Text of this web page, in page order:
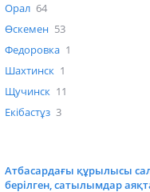
Орал 64
Өскемен 53
Федоровка 1
Шахтинск 1
Щучинск 11
Екібастұз 3
Атбасардағы құрылысы
берілген, сатылымдар